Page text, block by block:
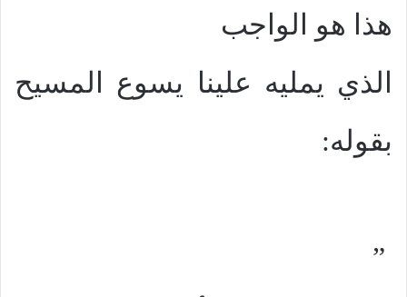
هذا هو الواجب
الذي يمليه علينا يسوع المسيح
بقوله:
”